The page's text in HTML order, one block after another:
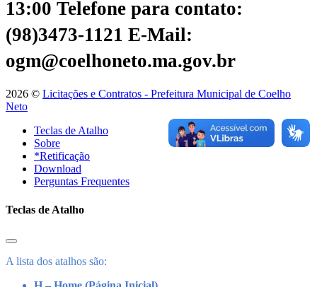
13:00 Telefone para contato:
(98)3473-1121 E-Mail:
ogm@coelhoneto.ma.gov.br
2026 © Licitações e Contratos - Prefeitura Municipal de Coelho
Neto
Teclas de Atalho
Sobre
*Retificação
Download
Perguntas Frequentes
Teclas de Atalho
A lista dos atalhos são: